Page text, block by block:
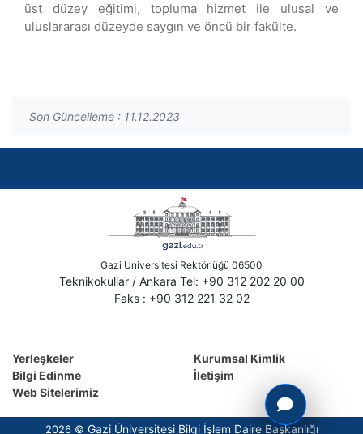
üst düzey eğitimi, topluma hizmet ile ulusal ve
uluslararası düzeyde saygın ve öncü bir fakülte.
Son Güncelleme : 11.12.2023
Gazi Üniversitesi Rektörlüğü 06500
Teknikokullar / Ankara Tel: +90 312 202 20 00
Faks : +90 312 221 32 02
Yerleşkeler
Bilgi Edinme
Web Sitelerimiz
Kurumsal Kimlik
İletişim
2026 © Gazi Üniversitesi Bilgi İşlem Daire Başkanlığı